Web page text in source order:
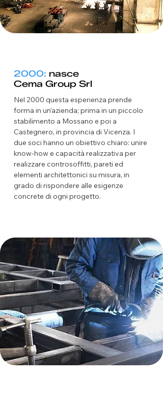
2000: nasce
Cema Group Srl
Nel 2000 questa esperienza prende
forma in un’azienda; prima in un piccolo
stabilimento a Mossano e poi a
Castegnero, in provincia di Vicenza. I
due soci hanno un obiettivo chiaro: unire
know-how e capacità realizzativa per
realizzare controsoffitti, pareti ed
elementi architettonici su misura, in
grado di rispondere alle esigenze
concrete di ogni progetto.